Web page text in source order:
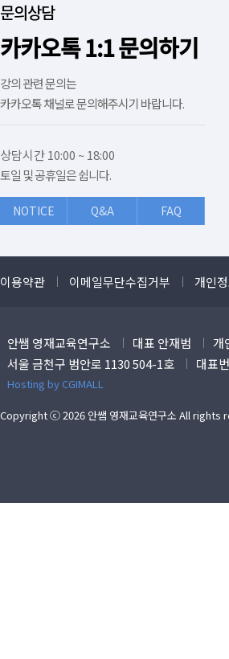
문의상담
카카오톡 1:1 문의하기
강의 관련 문의는
카카오톡 채널로 문의해주시기 바랍니다.
상담시간 10:00 ~ 18:00
토일 및 공휴일은 쉽니다.
NOTICE Q&A FAQ
이용약관 이메일무단수집거부 개인
안쌤 영재교육연구소 대표 안재범 개
서울 금천구 범안로 1130 504-1호
대표
Hosting by CGIMALL
Copyright ⓒ 2026 안쌤 영재교육연구소 All rights